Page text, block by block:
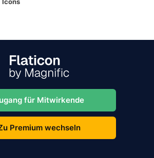
für Mitwirkende
Premium wechseln